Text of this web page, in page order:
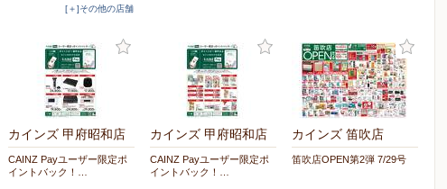
[＋]その他の店舗
カインズ 甲府昭和店
CAINZ Payユーザー限定ポ
イントバック！…
カインズ 甲府昭和店
CAINZ Payユーザー限定ポ
イントバック！…
カインズ 笛吹店
笛吹店OPEN第2弾 7/29号